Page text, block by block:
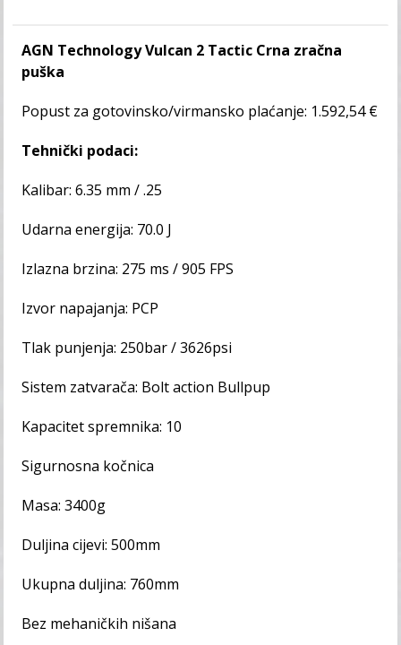
AGN Technology Vulcan 2 Tactic Crna zračna
puška
Popust za gotovinsko/virmansko plaćanje: 1.592,54 €
Tehnički podaci:
Kalibar: 6.35 mm / .25
Udarna energija: 70.0 J
Izlazna brzina: 275 ms / 905 FPS
Izvor napajanja: PCP
Tlak punjenja: 250bar / 3626psi
Sistem zatvarača: Bolt action Bullpup
Kapacitet spremnika: 10
Sigurnosna kočnica
Masa: 3400g
Duljina cijevi: 500mm
Ukupna duljina: 760mm
Bez mehaničkih nišana